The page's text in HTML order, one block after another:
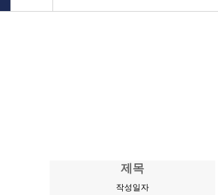
제목
작성일자